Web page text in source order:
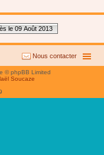
le 09 Août 2013
Nous contacter
© phpBB Limited
Soucaze